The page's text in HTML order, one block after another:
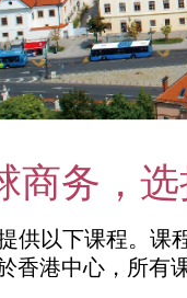
商务，选
供以下课程。
香港中心，所有